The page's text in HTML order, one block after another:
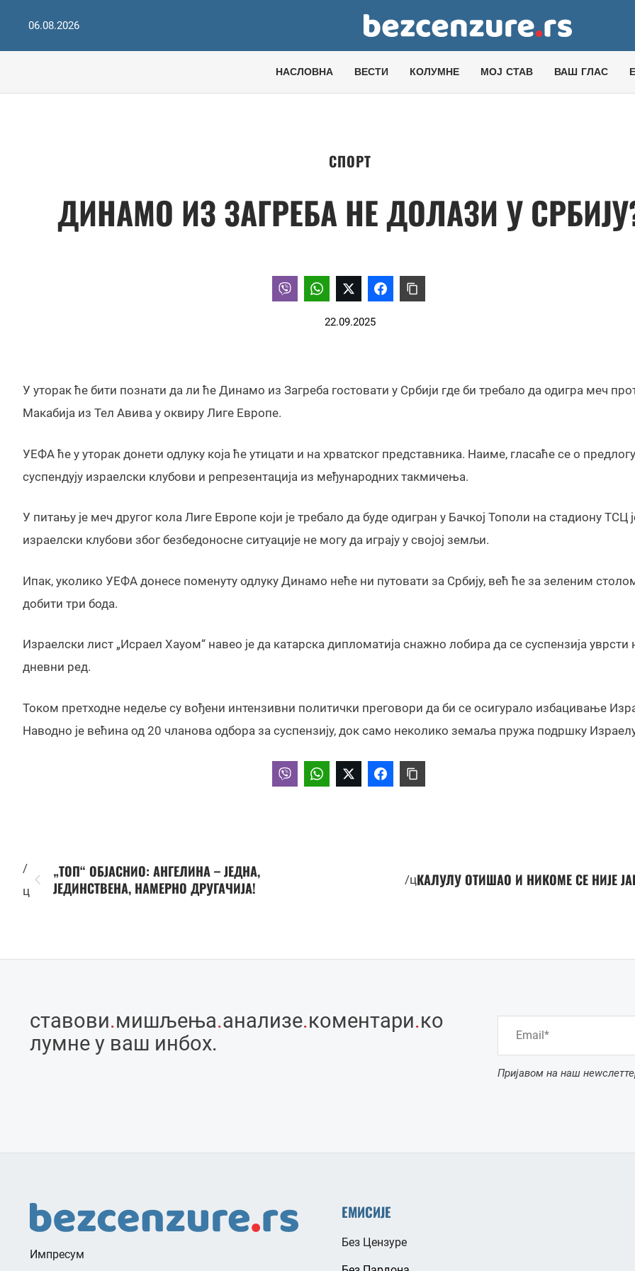
06.08.2026
НАСЛОВНА ВЕСТИ КОЛУМНЕ МОЈ СТАВ ВАШ ГЛАС
СПОРТ
ДИНАМО ИЗ ЗАГРЕБА НЕ ДОЛАЗИ У
22.09.2025
У уторак ће бити познати да ли ће Динамо из Загреба гостовати у Србији где би требало да одигра меч
Макабија из Тел Авива у оквиру Лиге Европе.
УЕФА ће у уторак донети одлуку која ће утицати и на хрватског представника. Наиме, гласаће се о
суспендују израелски клубови и репрезентација из међународних такмичења.
У питању је меч другог кола Лиге Европе који је требало да буде одигран у Бачкој Тополи на стадиону ТСЦ
израелски клубови због безбедоносне ситуације не могу да играју у својој земљи.
Ипак, уколико УЕФА донесе поменуту одлуку Динамо неће ни путовати за Србију, већ ће за зеленим
добити три бода.
Израелски лист „Исраел Хаyом“ навео је да катарска дипломатија снажно лобира да се суспензија уврсти
дневни ред.
Током претходне недеље су вођени интензивни политички преговори да би се осигурало избацивање
Наводно је већина од 20 чланова одбора за суспензију, док само неколико земаља пружа подршку
/
ц
„ТОП“ ОБЈАСНИО: АНГЕЛИНА – ЈЕДНА,
ЈЕДИНСТВЕНА, НАМЕРНО ДРУГАЧИЈА!
/цКАЛУЛУ ОТИШАО И НИКОМЕ СЕ НИЈЕ
ставови.мишљења.анализе.коментари.ко
лумне у ваш инбоx.
Пријавом на наш
Импресум
ЕМИСИЈЕ
Без Цензуре